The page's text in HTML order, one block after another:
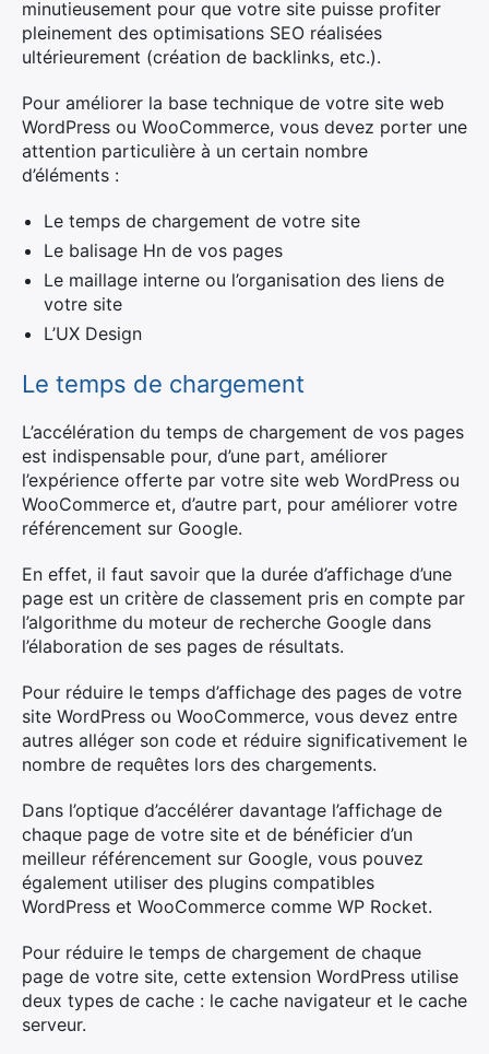
minutieusement pour que votre site puisse profiter
pleinement des optimisations SEO réalisées
ultérieurement (création de backlinks, etc.).
Pour améliorer la base technique de votre site web
WordPress ou WooCommerce, vous devez porter une
attention particulière à un certain nombre
d’éléments :
Le temps de chargement de votre site
Le balisage Hn de vos pages
Le maillage interne ou l’organisation des liens de
votre site
L’UX Design
Le temps de chargement
L’accélération du temps de chargement de vos pages
est indispensable pour, d’une part, améliorer
l’expérience offerte par votre site web WordPress ou
WooCommerce et, d’autre part, pour améliorer votre
référencement sur Google.
En effet, il faut savoir que la durée d’affichage d’une
page est un critère de classement pris en compte par
l’algorithme du moteur de recherche Google dans
l’élaboration de ses pages de résultats.
Pour réduire le temps d’affichage des pages de votre
site WordPress ou WooCommerce, vous devez entre
autres alléger son code et réduire significativement le
nombre de requêtes lors des chargements.
Dans l’optique d’accélérer davantage l’affichage de
chaque page de votre site et de bénéficier d’un
meilleur référencement sur Google, vous pouvez
également utiliser des plugins compatibles
WordPress et WooCommerce comme WP Rocket.
Pour réduire le temps de chargement de chaque
page de votre site, cette extension WordPress utilise
deux types de cache : le cache navigateur et le cache
serveur.